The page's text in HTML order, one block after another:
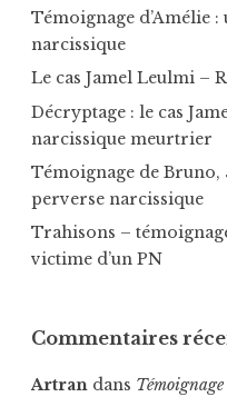
Témoignage d’Amélie
narcissique
Le cas Jamel Leulmi –
Décryptage : le cas
narcissique meurtrier
Témoignage de Bruno,
perverse narcissique
Trahisons –
victime d’un PN
Commentaires
Artran dans